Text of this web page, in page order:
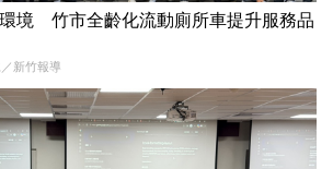
境 竹市全齡化流動廁所車提升服務品
新竹報導